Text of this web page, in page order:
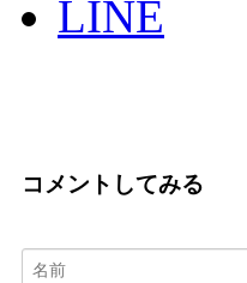
LINE
コメントしてみる